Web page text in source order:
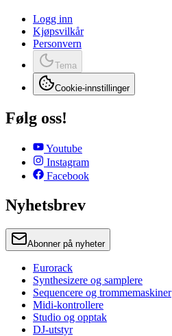
Logg inn
Kjøpsvilkår
Personvern
Tema
Cookie-innstillinger
Følg oss!
Youtube
Instagram
Facebook
Nyhetsbrev
Abonner på nyheter
Eurorack
Synthesizere og samplere
Sequencere og trommemaskiner
Midi-kontrollere
Studio og opptak
DJ-utstyr